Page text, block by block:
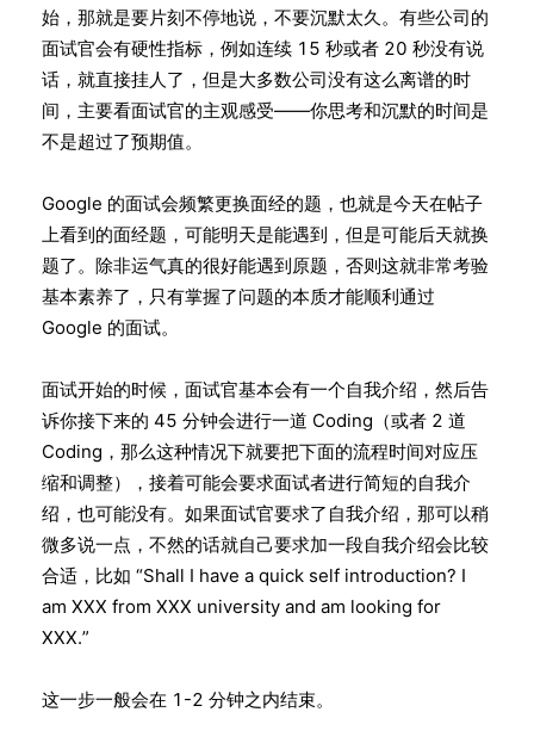
始，那就是要片刻不停地说，不要沉默太久。有些公司的
面试官会有硬性指标，例如连续 15 秒或者 20 秒没有说
话，就直接挂人了，但是大多数公司没有这么离谱的时
间，主要看面试官的主观感受——你思考和沉默的时间是
不是超过了预期值。
Google 的面试会频繁更换面经的题，也就是今天在帖子
上看到的面经题，可能明天是能遇到，但是可能后天就换
题了。除非运气真的很好能遇到原题，否则这就非常考验
基本素养了，只有掌握了问题的本质才能顺利通过
Google 的面试。
面试开始的时候，面试官基本会有一个自我介绍，然后告
诉你接下来的 45 分钟会进行一道 Coding（或者 2 道
Coding，那么这种情况下就要把下面的流程时间对应压
缩和调整），接着可能会要求面试者进行简短的自我介
绍，也可能没有。如果面试官要求了自我介绍，那可以稍
微多说一点，不然的话就自己要求加一段自我介绍会比较
合适，比如 “Shall I have a quick self introduction? I
am XXX from XXX university and am looking for
XXX.”
这一步一般会在 1-2 分钟之内结束。